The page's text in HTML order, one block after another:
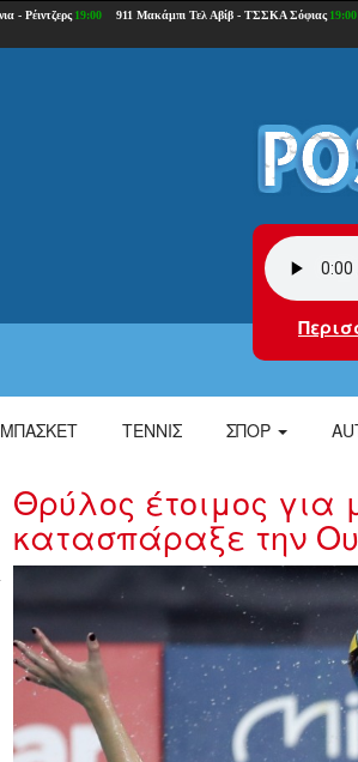
ΜΠΆΣΚΕΤ ΤΈΝΝΙΣ ΣΠΟΡ
Θρύλος έτοιμος
κατασπάραξε την
4886791fff.jpg